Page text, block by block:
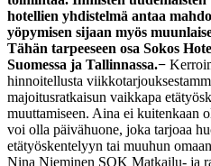
hotellien yhdistelmä antaa
yöpymisen sijaan myös
Tähän tarpeeseen osa Sokos
Suomessa ja Tallinnassa.−
hinnoitellusta
majoitusratkaisun vaikkapa
muuttamiseen. Aina ei kuitenkaan
voi olla päivähuone, joka tarjoaa
etätyöskentelyyn tai muuhun
Nina Nieminen SOK Matkailu- ja